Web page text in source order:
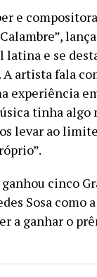
e
e se
artista fala
experiência
tinha
levar ao
cinco
Sosa como
a ganhar o